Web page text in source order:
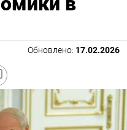
Обновлено: 17.02.2026